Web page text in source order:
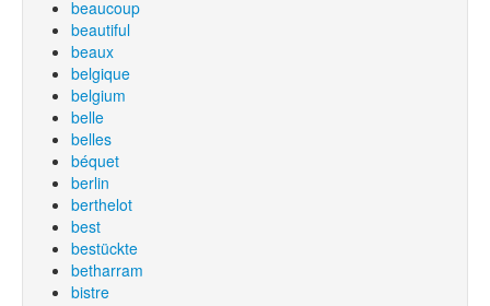
beaucoup
beautiful
beaux
belgique
belgium
belle
belles
béquet
berlin
berthelot
best
bestückte
betharram
bistre